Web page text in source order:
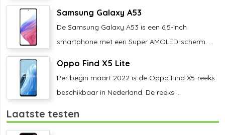
Samsung Galaxy A53
De Samsung Galaxy A53 is een 6,5-inch
smartphone met een Super AMOLED-scherm. ...
Oppo Find X5 Lite
Per begin maart 2022 is de Oppo Find X5-reeks
beschikbaar in Nederland. De reeks ...
Laatste testen